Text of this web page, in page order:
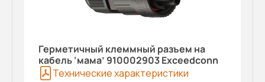
Герметичный клеммный разъем на
кабель ‘мама’ 910002903 Exceedconn
Технические характеристики